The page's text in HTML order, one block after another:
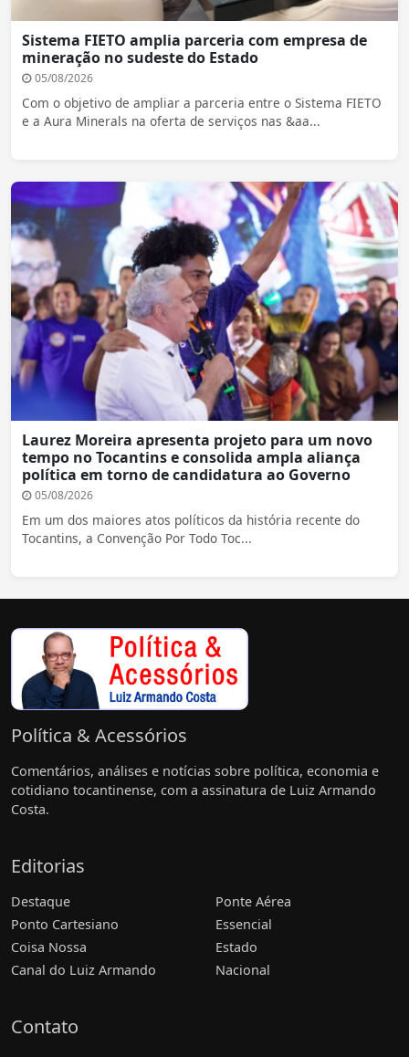
Sistema FIETO amplia parceria com empresa de
mineração no sudeste do Estado
05/08/2026
Com o objetivo de ampliar a parceria entre o Sistema FIETO
e a Aura Minerals na oferta de serviços nas &aa...
Laurez Moreira apresenta projeto para um novo
tempo no Tocantins e consolida ampla aliança
política em torno de candidatura ao Governo
05/08/2026
Em um dos maiores atos políticos da história recente do
Tocantins, a Convenção Por Todo Toc...
Política & Acessórios
Comentários, análises e notícias sobre política, economia e
cotidiano tocantinense, com a assinatura de Luiz Armando
Costa.
Editorias
Destaque
Ponto Cartesiano
Coisa Nossa
Canal do Luiz Armando
Ponte Aérea
Essencial
Estado
Nacional
Contato